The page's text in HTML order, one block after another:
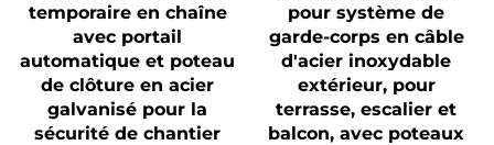
temporaire en chaîne
avec portail
automatique et poteau
de clôture en acier
galvanisé pour la
sécurité de chantier
pour système de
garde-corps en câble
d'acier inoxydable
extérieur, pour
terrasse, escalier et
balcon, avec poteaux